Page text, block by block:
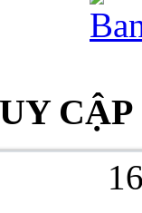
CẬP
1